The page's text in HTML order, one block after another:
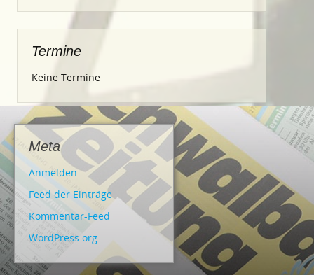
Termine
Keine Termine
Meta
Anmelden
Feed der Einträge
Kommentar-Feed
WordPress.org